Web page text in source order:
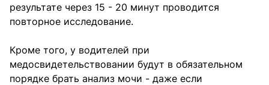
результате через 15 - 20 минут проводится
повторное исследование.
Кроме того, у водителей при
медосвидетельствовании будут в обязательном
порядке брать анализ мочи - даже если